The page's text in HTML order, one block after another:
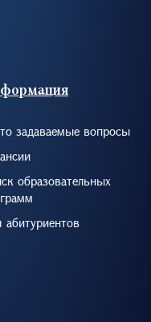
задаваемые вопросы
образовательных
абитуриентов